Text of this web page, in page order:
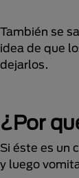
También se
idea de que
dejarlos.
¿Por
Si éste es un
y luego